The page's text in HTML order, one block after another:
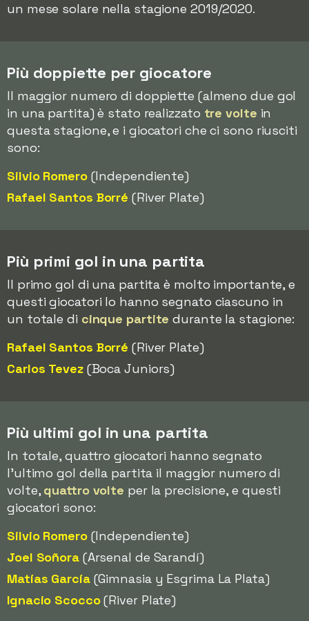
un mese solare nella stagione 2019/2020.
Più doppiette per giocatore
Il maggior numero di doppiette (almeno due gol
in una partita) è stato realizzato tre volte in
questa stagione, e i giocatori che ci sono riusciti
sono:
Silvio Romero(Independiente)
Rafael Santos Borré (River Plate)
Più primi gol in una partita
Il primo gol di una partita è molto importante, e
questi giocatori lo hanno segnato ciascuno in
un totale di cinque partite durante la stagione:
Rafael Santos Borré (River Plate)
Carlos Tevez(Boca Juniors)
Più ultimi gol in una partita
In totale, quattro giocatori hanno segnato
l'ultimo gol della partita il maggior numero di
volte, quattro volte per la precisione, e questi
giocatori sono:
Silvio Romero(Independiente)
Joel Soñora(Arsenal de Sarandí)
Matías García(Gimnasia y Esgrima La Plata)
Ignacio Scocco(River Plate)